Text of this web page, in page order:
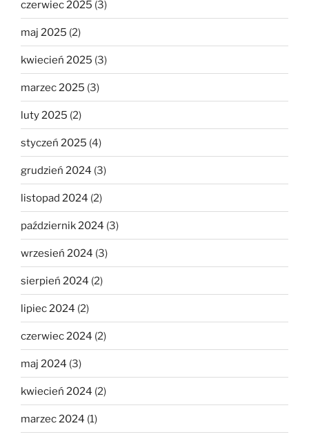
czerwiec 2025 (3)
maj 2025 (2)
kwiecień 2025 (3)
marzec 2025 (3)
luty 2025 (2)
styczeń 2025 (4)
grudzień 2024 (3)
listopad 2024 (2)
październik 2024 (3)
wrzesień 2024 (3)
sierpień 2024 (2)
lipiec 2024 (2)
czerwiec 2024 (2)
maj 2024 (3)
kwiecień 2024 (2)
marzec 2024 (1)